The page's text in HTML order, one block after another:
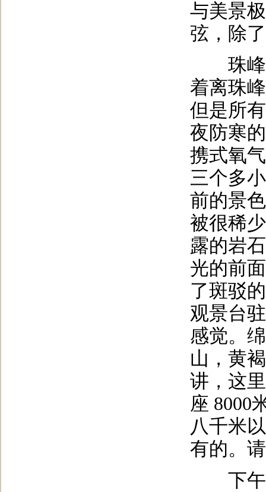
与美景
弦，除
珠峰
着离珠
但是所
夜防寒
携式氧
三个多
前的景
被很稀
露的岩
光的前
了斑驳
观景台
感觉。
山，黄
讲，这
座 8000
八千米
有的。
下午